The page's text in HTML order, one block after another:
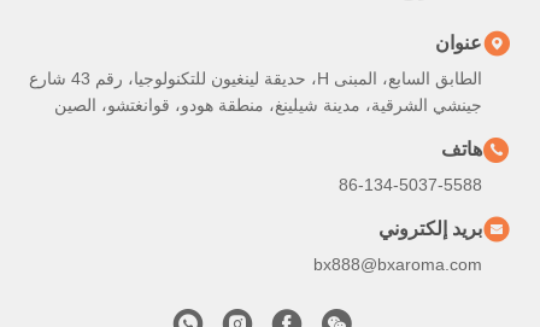
عنوان
الطابق السابع، المبنى H، حديقة لينغيون للتكنولوجيا، رقم 43 شارع
جينشي الشرقية، مدينة شيلينغ، منطقة هودو، قوانغتشو، الصين
هاتف
86-134-5037-5588
بريد إلكتروني
bx888@bxaroma.com